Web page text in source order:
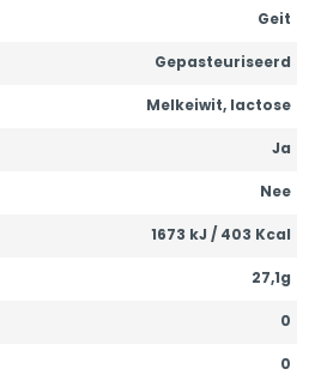
Geit
Gepasteuriseerd
Melkeiwit, lactose
Ja
Nee
1673 kJ / 403 Kcal
27,1g
0
0